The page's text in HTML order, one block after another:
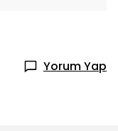
Yorum Yap